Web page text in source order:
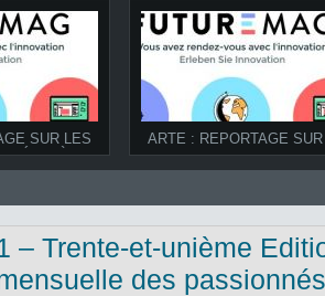
SUR LES
ET À LA
DU
ARTE : REPORTAGE
ROBOTS DANS
08/03/2014
– Trente-et-unième
des